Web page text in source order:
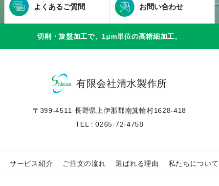
よくあるご質問 お問い合わせ
切削・旋盤加工で、1μm単位の高精細加工。
有限会社清水製作所
〒399-4511 長野県上伊那郡南箕輪村1628-418
TEL : 0265-72-4758
サービス紹介 ご注文の流れ 選ばれる理由 私たちについて